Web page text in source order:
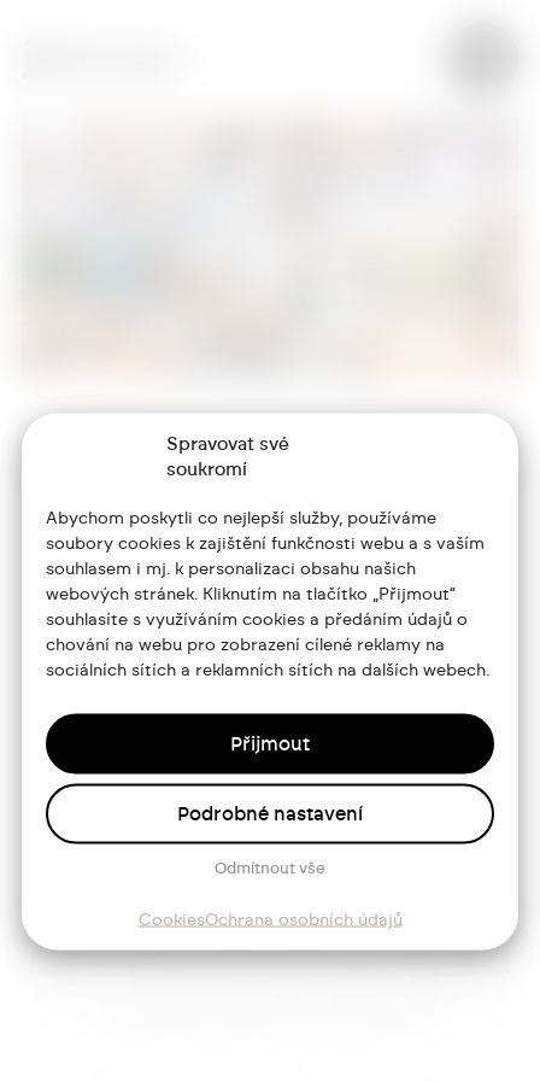
Spravovat své
soukromí
Abychom poskytli co nejlepší služby, používáme
soubory cookies k zajištění funkčnosti webu a s vaším
souhlasem i mj. k personalizaci obsahu našich
webových stránek. Kliknutím na tlačítko „Přijmout“
souhlasíte s využíváním cookies a předáním údajů o
chování na webu pro zobrazení cílené reklamy na
sociálních sítích a reklamních sítích na dalších webech.
Přijmout
Odmítnout vše
Podrobné nastavení
CookiesOchrana osobních údajů
Portfolio
O mně
Služby
Blog
Kontakt
+420 773 986 416
jtdesign@joseftrakal.cz
Sledujte mě
Josef